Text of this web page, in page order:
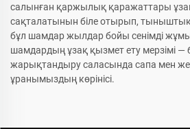
салынған қаржылық қаражаттары
сақталатынын біле отырып,
бұл шамдар жылдар бойы сенімді жұмыс
шамдардың ұзақ қызмет ету мерзімі —
жарықтандыру саласында сапа мен
ұранымыздың көрінісі.